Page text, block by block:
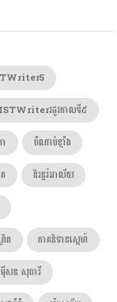
រដូវកាលទី៥
ចំណាប់ខ្មាំង
និរន្តរ៍អាល័យ
ត
ភាគនិទានស្នេហ៍
ម៉ីសន សុធារី